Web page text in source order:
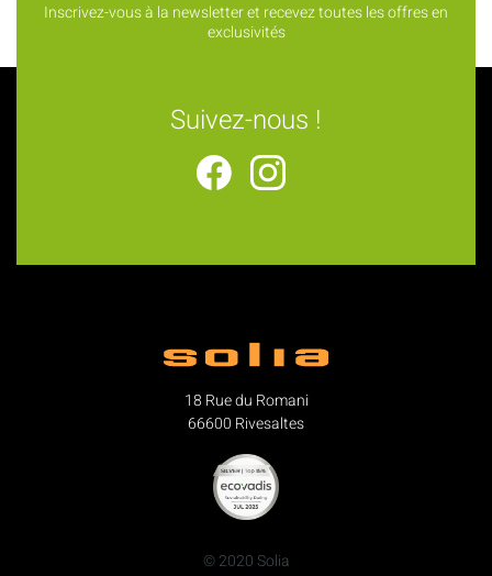
Inscrivez-vous à la newsletter et recevez toutes les offres en
exclusivités
Suivez-nous !
18 Rue du Romani
66600 Rivesaltes
© 2020 Solia